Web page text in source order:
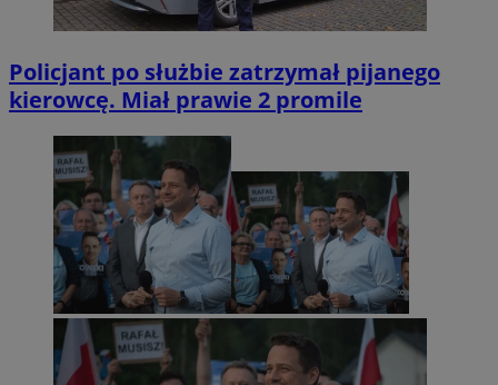
Policjant po służbie zatrzymał pijanego
kierowcę. Miał prawie 2 promile